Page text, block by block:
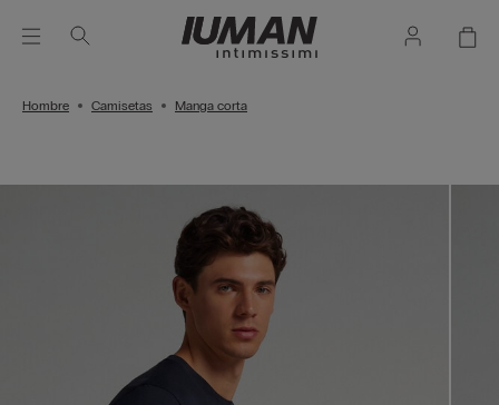
Hombre Camisetas Manga corta